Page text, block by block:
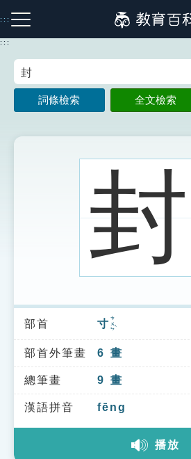
到
主
:::
注音索引圖示 筆畫索引圖示
索引選單
知識索引
單字索引
生命大百科索引
:::
詞條檢索 全文檢索
封
部首 寸 ㄘㄨㄣˋ
部首外筆畫 6 畫
總筆畫 9 畫
漢語拼音 fēng
播放